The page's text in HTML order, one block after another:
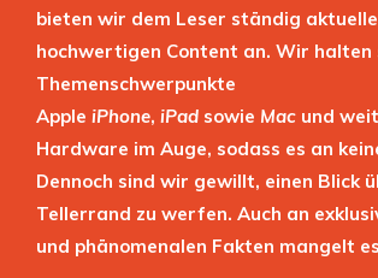
bieten wir dem Leser ständig
hochwertigen Content an. Wir halten
Themenschwerpunkte
Apple iPhone, iPad sowie Mac und
Hardware im Auge, sodass es an
Dennoch sind wir gewillt, einen Blick
Tellerrand zu werfen. Auch an
und phänomenalen Fakten mangelt